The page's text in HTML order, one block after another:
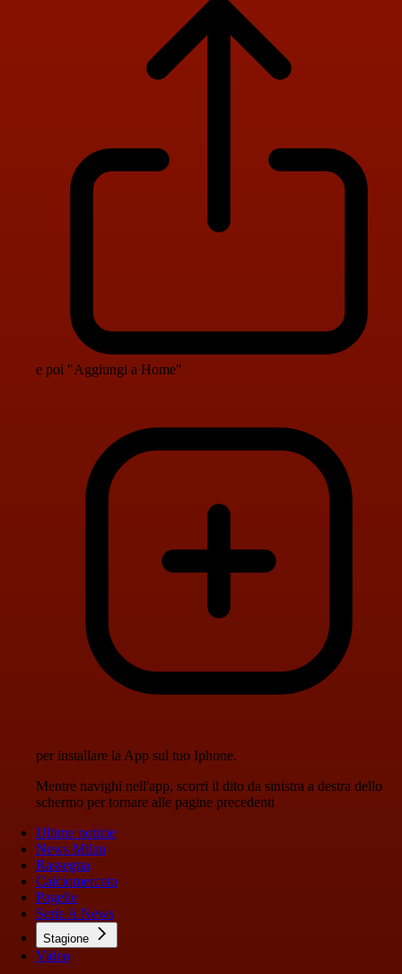
e poi "Aggiungi a Home"
per installare la App sul tuo Iphone.
Mentre navighi nell'app, scorri il dito da sinistra a destra dello
schermo per tornare alle pagine precedenti
Ultime notizie
News Milan
Rassegna
Calciomercato
Pagelle
Serie A News
Stagione
Video